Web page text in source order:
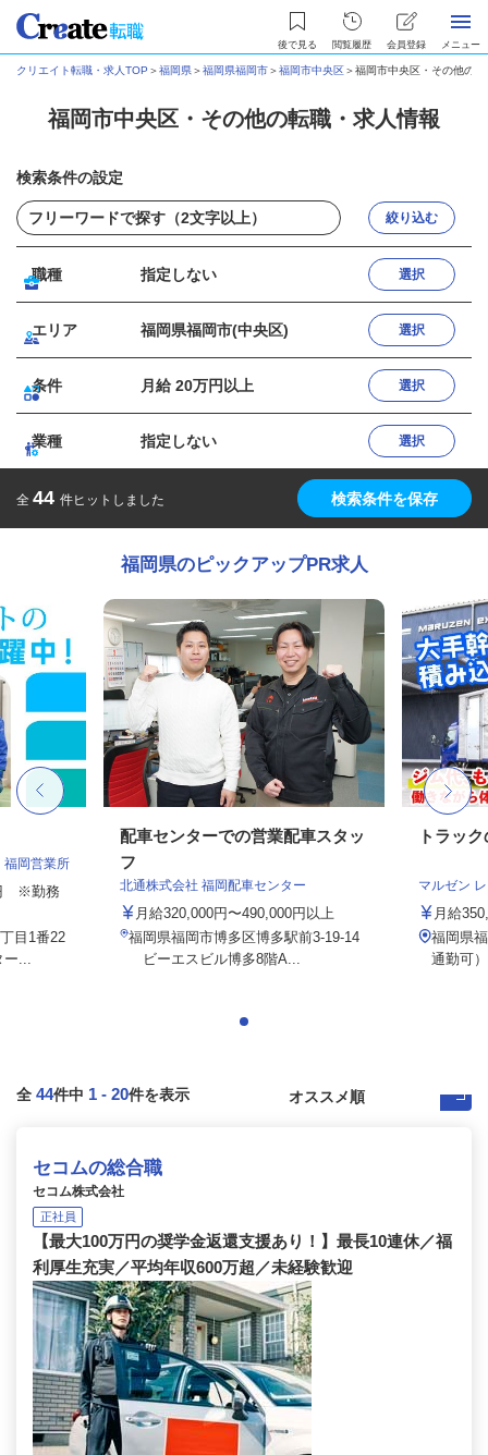
後で見る 閲覧履歴 会員登録 メニュー
クリエイト転職・求人TOP ＞福岡県＞福岡県福岡市＞福岡市中央区＞福岡市中央区・その他の
福岡市中央区・その他の転職・求人情報
検索条件の設定
絞り込む
職種 指定しない 選択
エリア 福岡県福岡市(中央区) 選択
条件 月給 20万円以上 選択
業種 指定しない 選択
全 44 件ヒットしました 検索条件を保存
福岡県のピックアップPR求人
岡営業所
※勤務
目1番22
...
配車センターでの営業配車スタッ
フ
北通株式会社 福岡配車センター
月給320,000円〜490,000円以上
福岡県福岡市博多区博多駅前3-19-14
ビーエスビル博多8階A...
トラッ
マルゼン
月給
福岡県
通勤可）
全 44件中 1 - 20件を表示
セコムの総合職
セコム株式会社
正社員
【最大100万円の奨学金返還支援あり！】最長10連休／福
利厚生充実／平均年収600万超／未経験歓迎